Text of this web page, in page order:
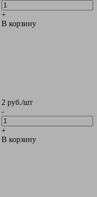
+
В корзину
2 руб./шт
-
+
В корзину